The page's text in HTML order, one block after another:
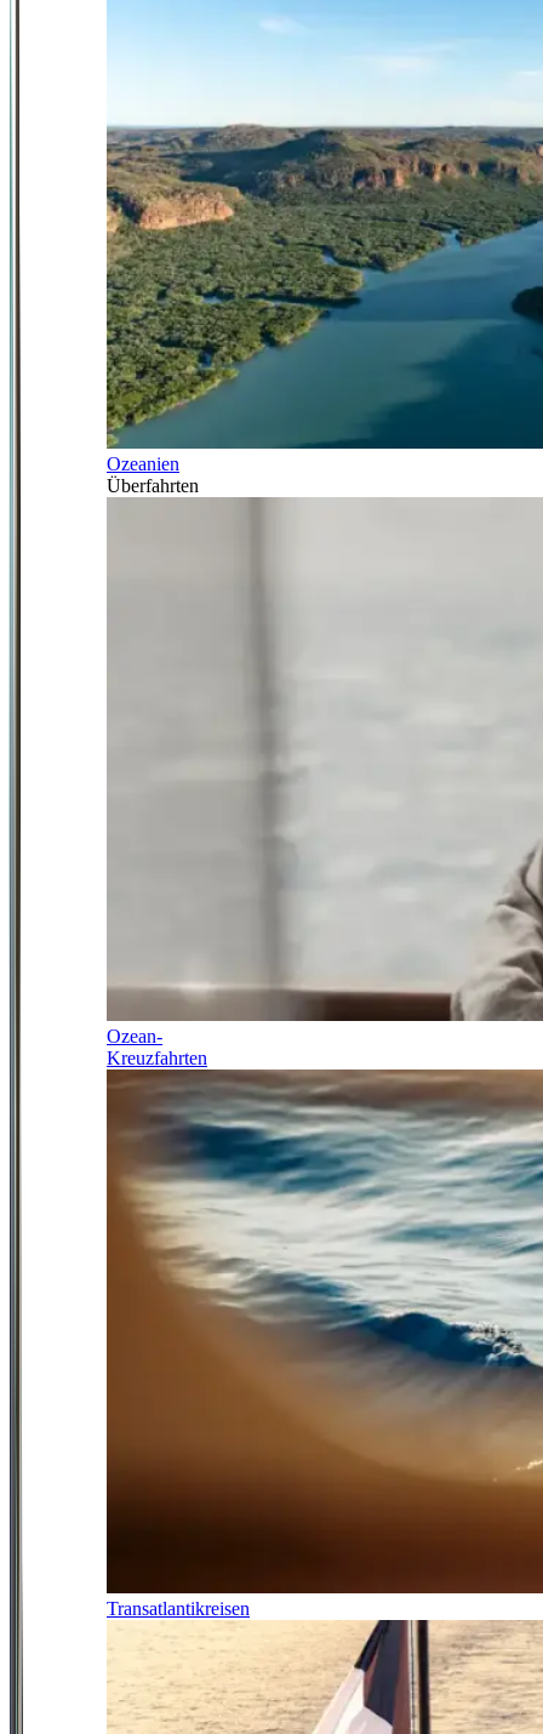
Ozeanien
Überfahrten
Ozean-
Kreuzfahrten
Transatlantikreisen